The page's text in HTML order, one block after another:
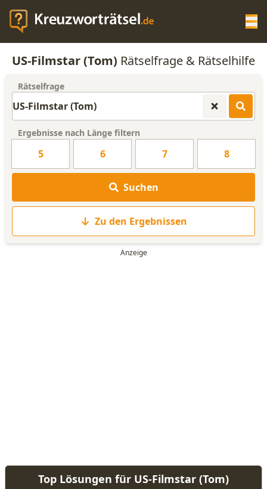
KREUZWORTRÄTSEL-HILFE
WORTLISTE
US-Filmstar (Tom) Rätselfrage & Rätselhilfe
Rätselfrage
Ergebnisse nach Länge filtern
5 6 7 8
Suchen
Zu den Ergebnissen
Top Lösungen für US-Filmstar (Tom)